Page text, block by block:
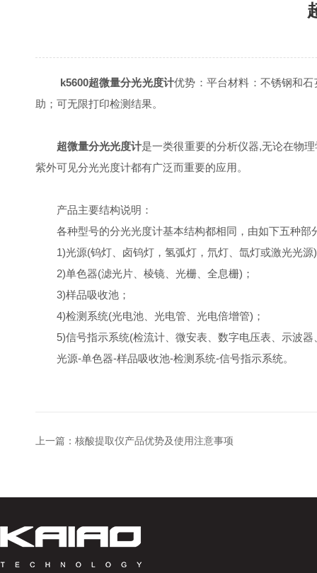
k5600超微量分光光度计优势：平台材料：不锈钢和
助；可无限打印检测结果。
超微量分光光度计是一类很重要的分析仪器,无论在物
紫外可见分光光度计都有广泛而重要的应用。
产品主要结构说明：
各种型号的分光光度计基本结构都相同，由如下五种部
1)光源(钨灯、卤钨灯，氢弧灯，氘灯、氙灯或激光光源
2)单色器(滤光片、棱镜、光栅、全息栅)；
3)样品吸收池；
4)检测系统(光电池、光电管、光电倍增管)；
5)信号指示系统(检流计、微安表、数字电压表、示波器
光源-单色器-样品吸收池-检测系统-信号指示系统。
上一篇： 核酸提取仪产品优势及使用注意事项